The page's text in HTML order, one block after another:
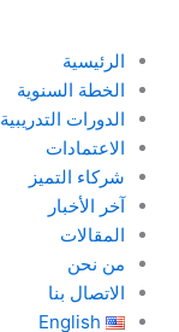
المحتوىالرئيسية
الخطة السنوية
الدورات التدريبية
الاعتمادات
شركاء التميز
آخر الأخبار
المقالات
من نحن
الاتصال بنا
English